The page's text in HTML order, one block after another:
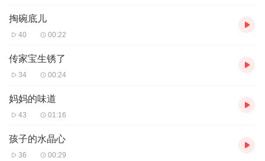
掏碗底儿
40 00:22
传家宝生锈了
34 00:24
妈妈的味道
43 01:16
孩子的水晶心
36 00:29